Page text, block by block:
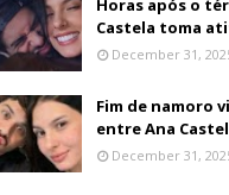
Horas após o
Castela toma
December 31,
Fim de namoro
entre Ana
December 31,